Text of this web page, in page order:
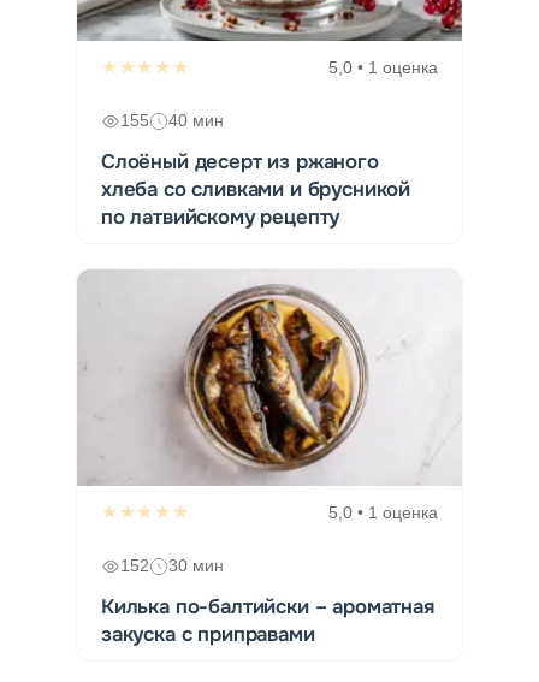
★★★★★ 5,0 • 1 оценка
155 40 мин
Слоёный десерт из ржаного
хлеба со сливками и брусникой
по латвийскому рецепту
★★★★★ 5,0 • 1 оценка
152 30 мин
Килька по-балтийски – ароматная
закуска с приправами